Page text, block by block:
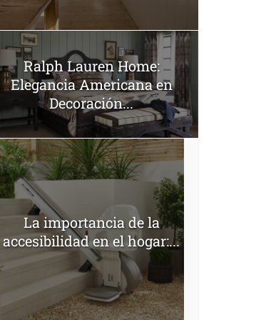
Ralph Lauren Home:
Elegancia Americana en
Decoración...
La importancia de la
accesibilidad en el hogar:...